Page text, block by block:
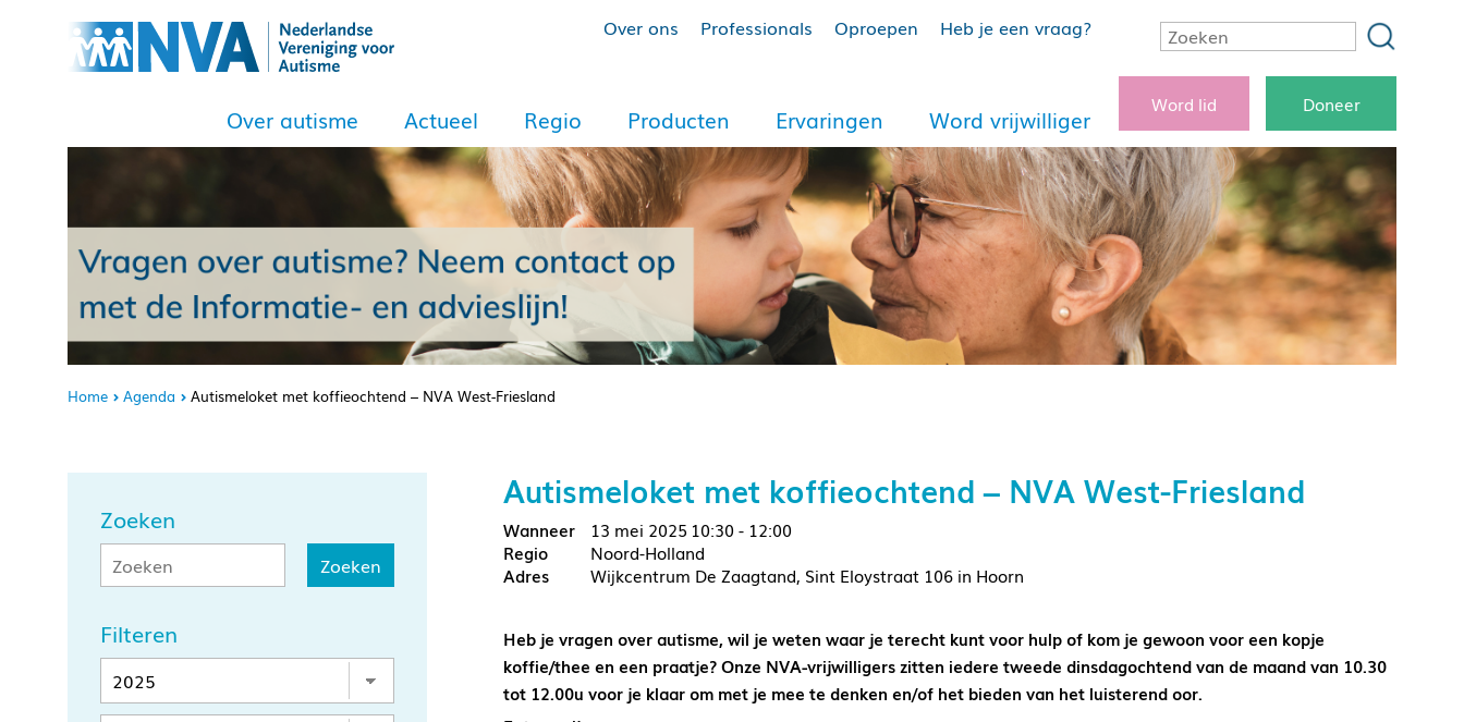
Over ons Professionals Oproepen Heb je een vraag?
Over autisme Actueel Regio Producten Ervaringen Word vrijwilliger
Word lid Doneer
Home Agenda Autismeloket met koffieochtend – NVA West-Friesland
Zoeken
Filteren
Autismeloket met koffieochtend – NVA West-Friesland
13 mei 2025 10:30 - 12:00
Noord-Holland
Wijkcentrum De Zaagtand, Sint Eloystraat 106 in Hoorn
Heb je vragen over autisme, wil je weten waar je terecht kunt voor hulp of kom je gewoon voor een kopje
koffie/thee en een praatje? Onze NVA-vrijwilligers zitten iedere tweede dinsdagochtend van de maand van 10.30
tot 12.00u voor je klaar om met je mee te denken en/of het bieden van het luisterend oor.